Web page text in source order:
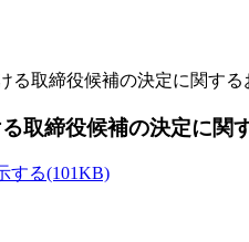
る取締役候補の決定に関する
取締役候補の決定に関
(101KB)